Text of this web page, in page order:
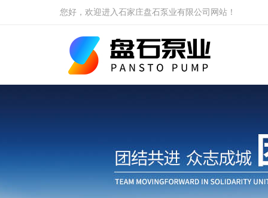
您好，欢迎进入石家庄盘石泵业有限公司网站！